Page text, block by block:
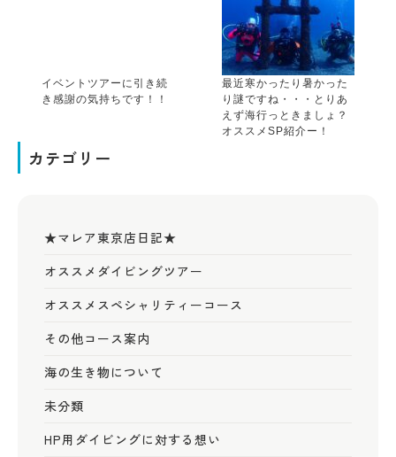
イベントツアーに引き続
き感謝の気持ちです！！
最近寒かったり暑かった
り謎ですね・・・とりあ
えず海行っときましょ？
オススメSP紹介ー！
カテゴリー
★マレア東京店日記★
オススメダイビングツアー
オススメスペシャリティーコース
その他コース案内
海の生き物について
未分類
HP用ダイビングに対する想い